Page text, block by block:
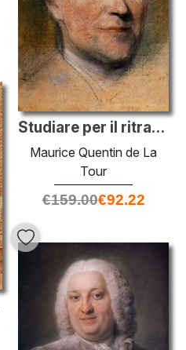
Studiare per il ritratto di Jean Le Rond d'Alembert
Maurice Quentin de La
Tour
€159.00€92.22